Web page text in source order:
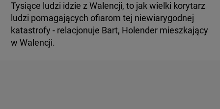
Tysiące ludzi idzie z Walencji, to jak wielki korytarz
ludzi pomagających ofiarom tej niewiarygodnej
katastrofy - relacjonuje Bart, Holender mieszkający
w Walencji.